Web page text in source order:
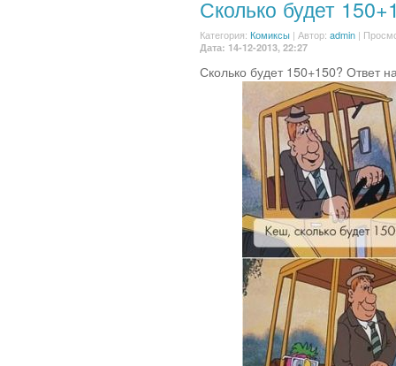
Сколько будет
Категория: Комиксы | Автор: admin |
Дата: 14-12-2013, 22:27
Сколько будет 150+150? Ответ